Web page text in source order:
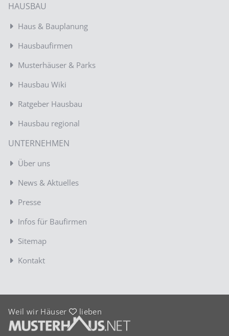
HAUSBAU
Haus & Bauplanung
Hausbaufirmen
Musterhäuser & Parks
Hausbau Wiki
Ratgeber Hausbau
Hausbau regional
UNTERNEHMEN
Über uns
News & Aktuelles
Presse
Infos für Baufirmen
Sitemap
Kontakt
Weil wir Häuser lieben